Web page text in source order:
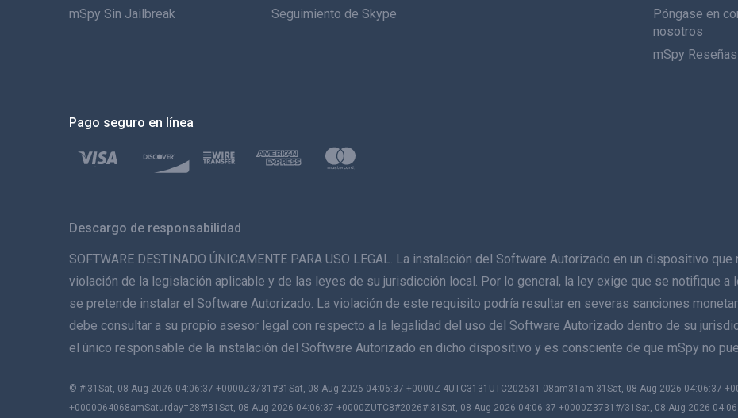
mSpy Sin Jailbreak
Seguimiento de Skype
Póngase en
nosotros
mSpy Reseñas
Pago seguro en línea
Descargo de responsabilidad
SOFTWARE DESTINADO ÚNICAMENTE PARA USO LEGAL. La instalación del Software Autorizado en un dispositivo
violación de la legislación aplicable y de las leyes de su jurisdicción local. Por lo general, la ley exige que se notifique
se pretende instalar el Software Autorizado. La violación de este requisito podría resultar en severas sanciones
debe consultar a su propio asesor legal con respecto a la legalidad del uso del Software Autorizado dentro de su
el único responsable de la instalación del Software Autorizado en dicho dispositivo y es consciente de que mSpy no
© #!31Sat, 08 Aug 2026 04:06:37 +0000Z3731#31Sat, 08 Aug 2026 04:06:37 +0000Z-4UTC3131UTC202631 08am31am-31Sat, 08 Aug 2026 04:06:37
+0000064068amSaturday=28#!31Sat, 08 Aug 2026 04:06:37 +0000ZUTC8#2026#!31Sat, 08 Aug 2026 04:06:37 +0000Z3731#/31Sat, 08 Aug 2026